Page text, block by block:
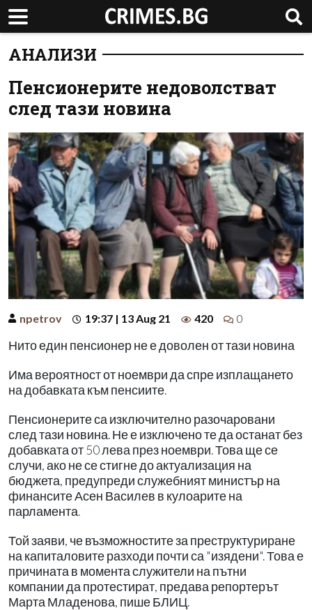
АНАЛИЗИ
Пенсионерите недоволстват
след тази новина
npetrov 19:37 | 13 Aug 21 420 0
Нито един пенсионер не е доволен от тази новина
Има вероятност от ноември да спре изплащането
на добавката към пенсиите.
Пенсионерите са изключително разочаровани
след тази новина. Не е изключено те да останат без
добавката от 50 лева през ноември. Това ще се
случи, ако не се стигне до актуализация на
бюджета, предупреди служебният министър на
финансите Асен Василев в кулоарите на
парламента.
Той заяви, че възможностите за преструктуриране
на капиталовите разходи почти са "изядени". Това е
причината в момента служители на пътни
компании да протестират, предава репортерът
Марта Младенова, пише БЛИЦ.